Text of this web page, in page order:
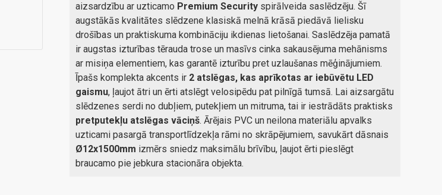
aizsardzību ar uzticamo Premium Security spirālveida saslēdzēju. Šī
augstākās kvalitātes slēdzene klasiskā melnā krāsā piedāvā lielisku
drošības un praktiskuma kombināciju ikdienas lietošanai. Saslēdzēja pamatā
ir augstas izturības tērauda trose un masīvs cinka sakausējuma mehānisms
ar misiņa elementiem, kas garantē izturību pret uzlaušanas mēģinājumiem.
Īpašs komplekta akcents ir 2 atslēgas, kas aprīkotas ar iebūvētu LED
gaismu, ļaujot ātri un ērti atslēgt velosipēdu pat pilnīgā tumsā. Lai aizsargātu
slēdzenes serdi no dubļiem, putekļiem un mitruma, tai ir iestrādāts praktisks
pretputekļu atslēgas vāciņš. Ārējais PVC un neilona materiālu apvalks
uzticami pasargā transportlīdzekļa rāmi no skrāpējumiem, savukārt dāsnais
Ø12x1500mm izmērs sniedz maksimālu brīvību, ļaujot ērti pieslēgt
braucamo pie jebkura stacionāra objekta.